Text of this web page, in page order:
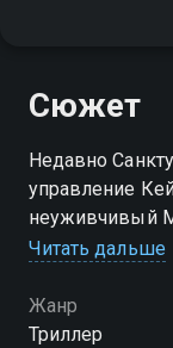
Сюжет
Недавно
управление
неуживчивый
безупречный
Читать дальше
Жанр
Триллер